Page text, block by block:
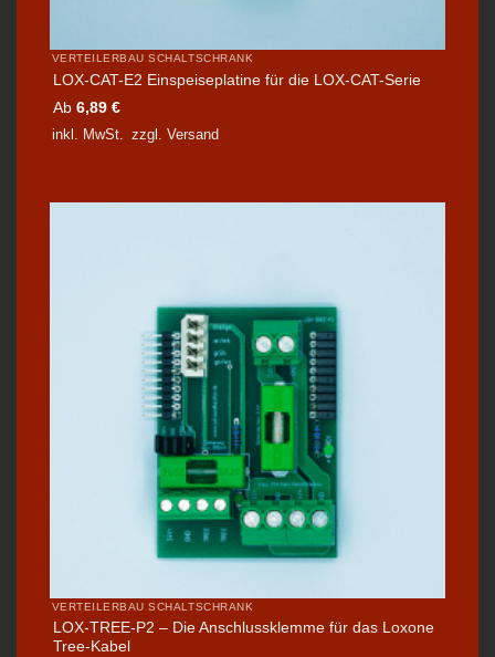
VERTEILERBAU SCHALTSCHRANK
LOX-CAT-E2 Einspeiseplatine für die LOX-CAT-Serie
Ab 6,89 €
inkl. MwSt.
zzgl. Versand
VERTEILERBAU SCHALTSCHRANK
LOX-TREE-P2 – Die Anschlussklemme für das Loxone
Tree-Kabel